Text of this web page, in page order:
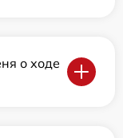
о ходе